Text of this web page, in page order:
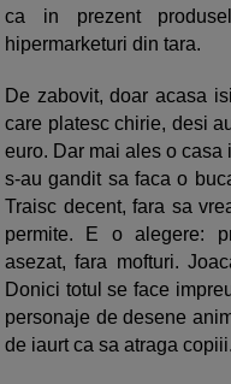
ca in prezent
hipermarketuri din tara.
De zabovit, doar acasa
care platesc chirie, desi
euro. Dar mai ales o casa
s-au gandit sa faca o
Traisc decent, fara sa
permite. E o alegere:
asezat, fara mofturi.
Donici totul se face
personaje de desene
de iaurt ca sa atraga copiii.